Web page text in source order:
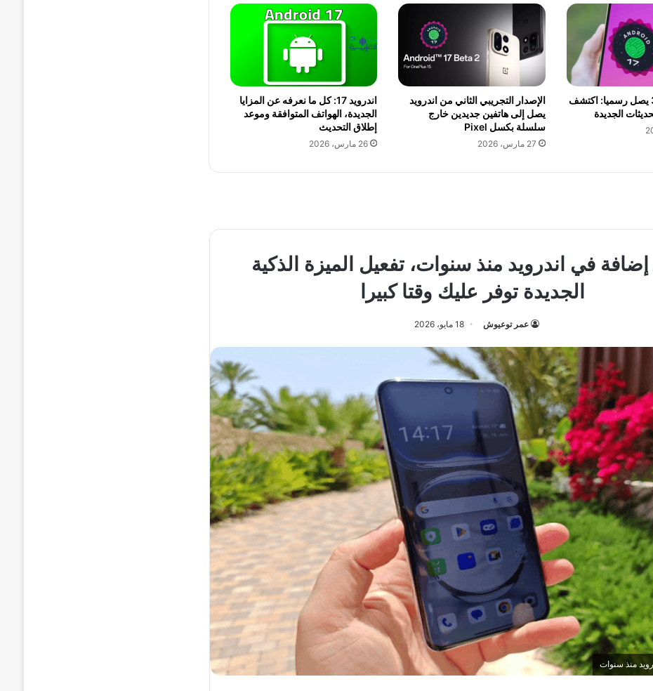
اندرويد 17 بيتا 3 يصل رسميا: اكتشف
الجديدة
الإصدار التجريبي الثاني من اندرويد
يصل إلى هاتفين جديدين خارج
سلسلة بكسل Pixel
27 مارس، 2026
اندرويد 17: كل ما نعرفه عن المزايا
الجديدة، الهواتف المتوافقة وموعد
إطلاق التحديث
26 مارس، 2026